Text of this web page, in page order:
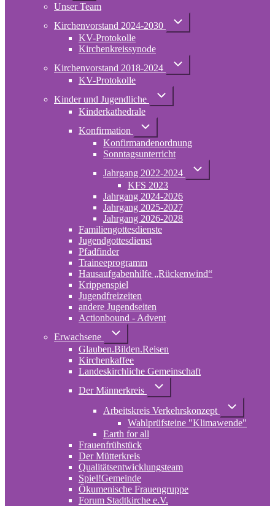
Menschen
Unser Team
Kirchenvorstand 2024-2030
Unternavigation
KV-Protokolle
Kirchenkreissynode
Kirchenvorstand 2018-2024
Unternavigation
2018-
KV-Protokolle
Kinder und Jugendliche
Unternavigation
und
Kinderkathedrale
Konfirmation
Unternavigation
Konfirmation
Konfirmandenordnung
Sonntagsunterricht
Jahrgang 2022-2024
Unternavigation
KFS 2023
Jahrgang 2024-2026
Jahrgang 2025-2027
Jahrgang 2026-2028
Familiengottesdienste
Jugendgottesdienst
Pfadfinder(opens
in
new
tab)
Traineeprogramm
Hausaufgabenhilfe „Rückenwind“
Krippenspiel
Jugendfreizeiten
andere Jugendseiten
Actionbound - Advent
Erwachsene
Unternavigation
Erwachsene
Glauben.Bilden.Reisen
new
Kirchenkaffee
Landeskirchliche Gemeinschaft
Der Männerkreis
Unternavigation
Männerkreis
Arbeitskreis Verkehrskonzept
Arbeitskreis
Wahlprüfsteine "Klimawende"
Earth for all
Frauenfrühstück
Der Mütterkreis
Qualitätsentwicklungsteam
Spiel!Gemeinde
Ökumenische Frauengruppe
Forum Stadtkirche e.V.